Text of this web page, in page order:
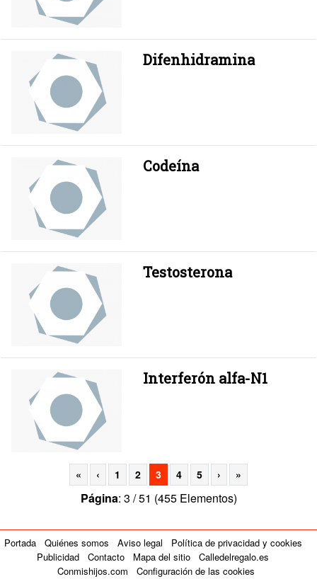
Difenhidramina
Codeína
Testosterona
Interferón alfa-N1
« ‹ 1 2 3 4 5 › »
Página: 3 / 51 (455 Elementos)
Portada Quiénes somos Aviso legal
Política de privacidad y cookies
Publicidad
Contacto Mapa del sitio
Calledelregalo.es
Conmishijos.com
Configuración de las cookies